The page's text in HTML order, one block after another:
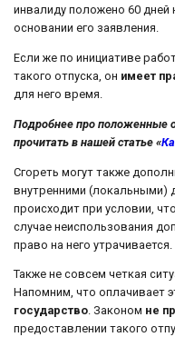
инвалиду положено 60 дней
основании его заявления.
Если же по инициативе
такого отпуска, он имеет
для него время.
Подробнее про положенные
прочитать в нашей статье «
Сгореть могут также
внутренними (локальными)
происходит при условии,
случае неиспользования
право на него утрачивается.
Также не совсем четкая
Напомним, что оплачивает
государство. Законом не
предоставлении такого